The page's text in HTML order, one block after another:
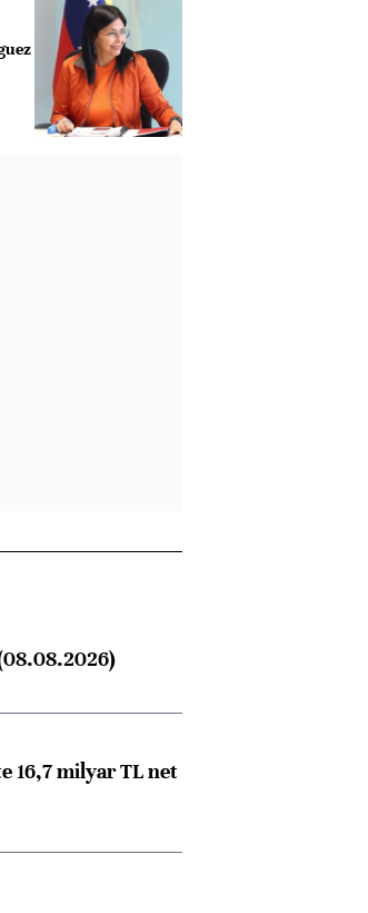
16,7 milyar TL net